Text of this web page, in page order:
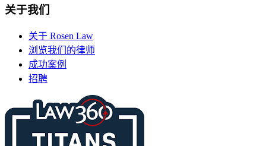
关于我们
关于 Rosen Law
浏览我们的律师
成功案例
招聘